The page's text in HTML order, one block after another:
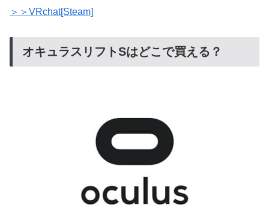
＞＞VRchat[Steam]
オキュラスリフトSはどこで買える？